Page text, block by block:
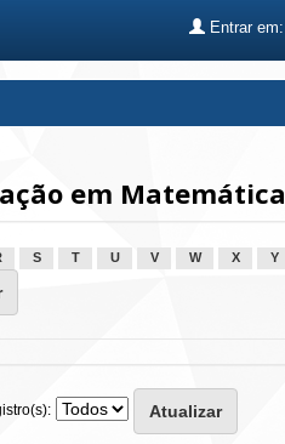
Entrar em:
em Matemática
S T U V W X Y